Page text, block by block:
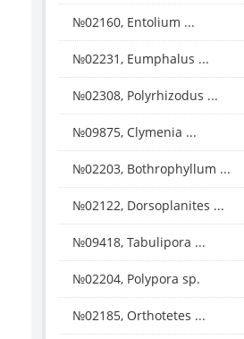
№02160, Entolium ...
№02231, Eumphalus ...
№02308, Polyrhizodus ...
№09875, Clymenia ...
№02203, Bothrophyllum ...
№02122, Dorsoplanites ...
№09418, Tabulipora ...
№02204, Polypora sp.
№02185, Orthotetes ...